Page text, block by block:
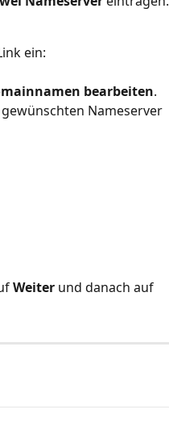
ein:
bearbeiten.
Nameserver
Weiter und danach auf